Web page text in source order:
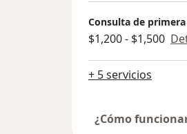
Consulta de
$1,200 - $1,500
+ 5 servicios
¿Cómo